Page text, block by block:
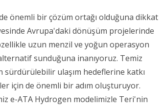
önemli bir çözüm ortağı olduğuna dikkat
Avrupa'daki dönüşüm projelerinde
uzun menzil ve yoğun operasyon
sunduğuna inanıyoruz. Temiz
ulaşım hedeflerine katkı
için de önemli bir adım oluşturuyor.
e-ATA Hydrogen modelimizle Teri'nin